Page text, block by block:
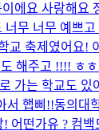
에요 사랑해
무 너무 예쁘
교 축제였어요!
해주고 !!!! ㅎ
가는 학교도
서 햅삐!!동의대
어떤가유 ? 컴백